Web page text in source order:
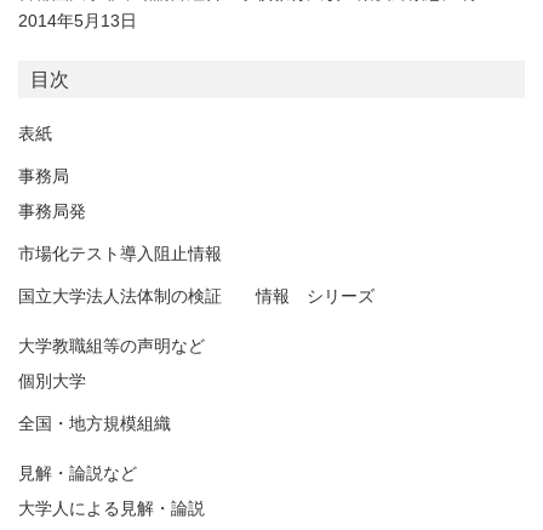
2014年5月13日
目次
表紙
事務局
事務局発
市場化テスト導入阻止情報
国立大学法人法体制の検証 情報 シリーズ
大学教職組等の声明など
個別大学
全国・地方規模組織
見解・論説など
大学人による見解・論説